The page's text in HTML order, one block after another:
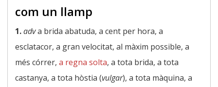
com un llamp
1.adva brida abatuda, a cent per hora, a
esclatacor, a gran velocitat, al màxim possible, a
més córrer, a regna solta, a tota brida, a tota
castanya, a tota hòstia (vulgar), a tota màquina, a